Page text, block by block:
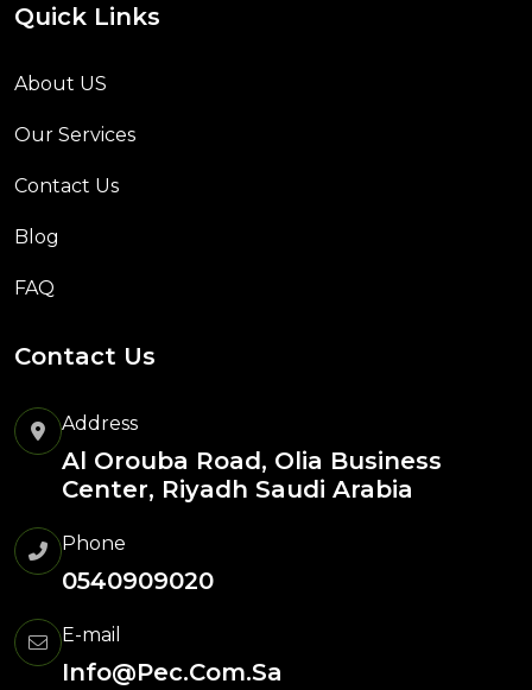
Quick Links
About US
Our Services
Contact Us
Blog
FAQ
Contact Us
Address
Al Orouba Road, Olia Business
Center, Riyadh Saudi Arabia
Phone
0540909020
E-mail
Info@pec.com.sa